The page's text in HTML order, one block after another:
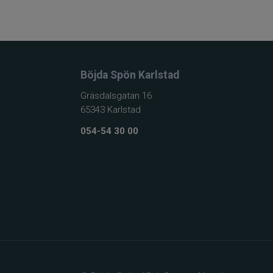
Böjda Spön Karlstad
Gräsdalsgatan 16
65343 Karlstad
054-54 30 00